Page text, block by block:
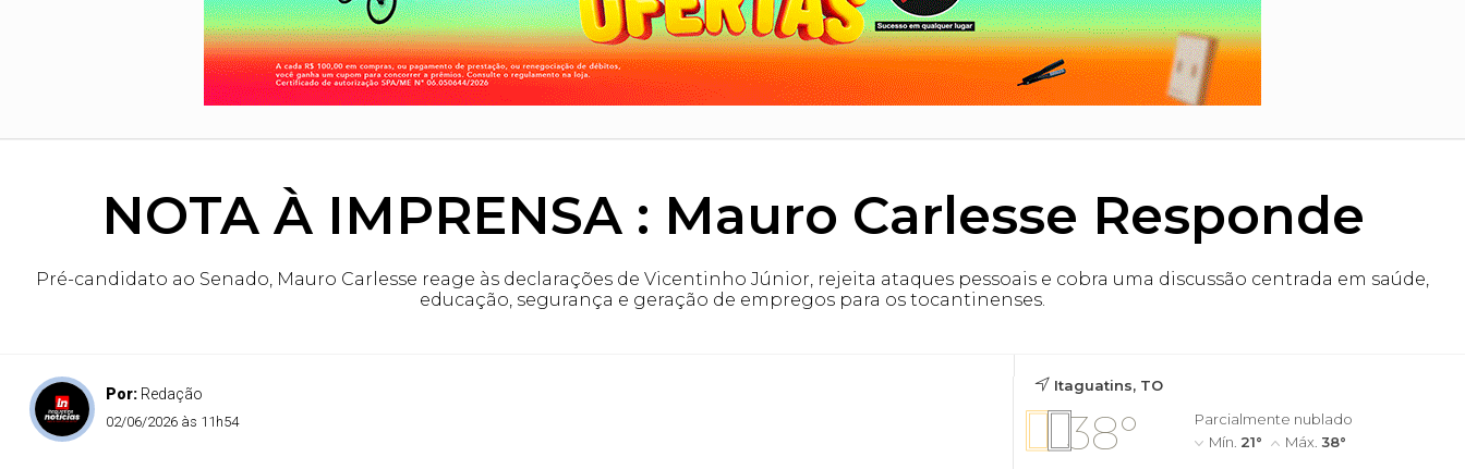
NOTA À IMPRENSA : Mauro Carlesse Responde
Pré-candidato ao Senado, Mauro Carlesse reage às declarações de Vicentinho Júnior, rejeita ataques pessoais e cobra uma discussão centrada em saúde,
educação, segurança e geração de empregos para os tocantinenses.
Por: Redação
02/06/2026 às 11h54
Itaguatins, TO
38°
Parcialmente nublado
Mín. 21° Máx. 38°